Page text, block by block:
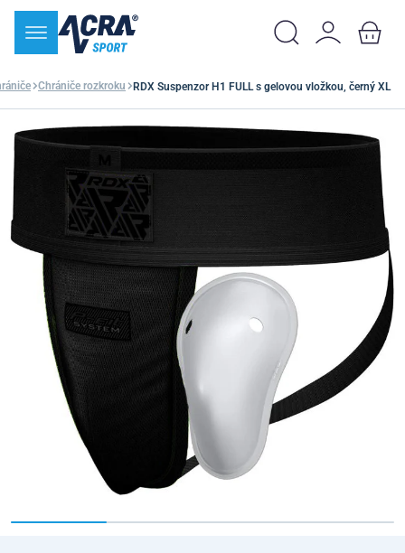
Chrániče rozkroku RDX Suspenzor H1 FULL s gelovou vložkou, černý XL